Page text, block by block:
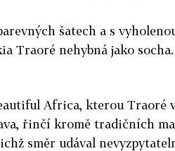
šatech a s
Traoré nehybná jako
Africa, kterou Traoré
řinčí kromě tradičních
směr udával